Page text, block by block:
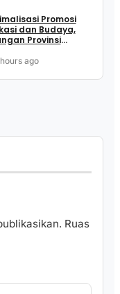
Promosi
dan Budaya,
Provinsi
Strategis
ago
Ruas